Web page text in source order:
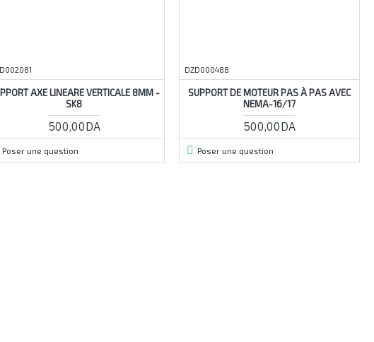
AXE LINEARE VERTICALE 8MM -
SK8
500,00DA
Poser une question
DZD000488
SUPPORT DE MOTEUR PAS À PAS AVEC
NEMA-16/17
500,00DA
Poser une question